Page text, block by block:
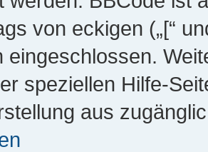
von eckigen („[“
eingeschlossen.
speziellen Hilfe-
aus